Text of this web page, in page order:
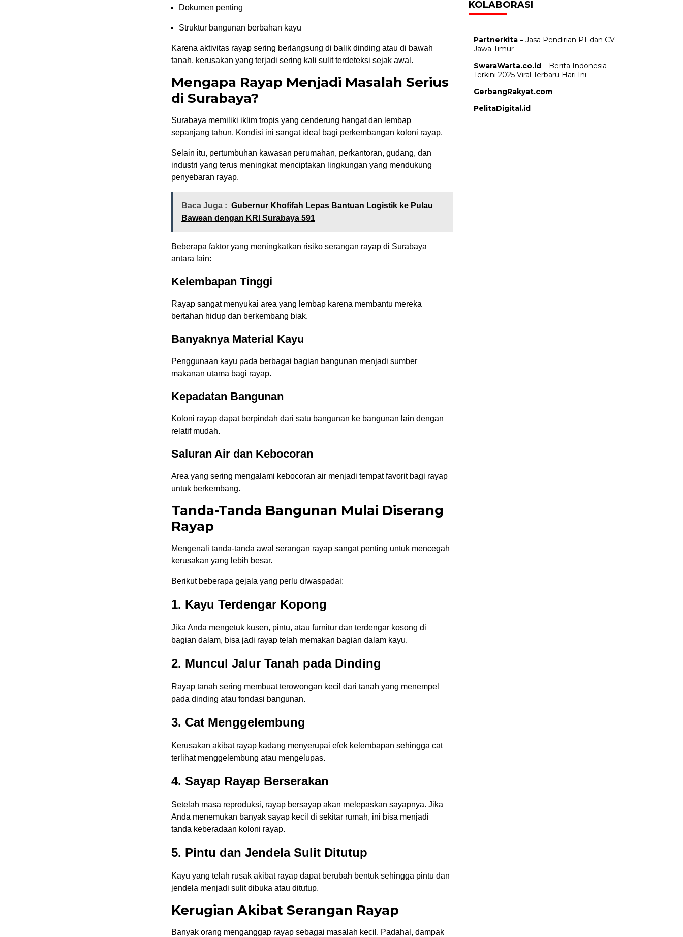
Dokumen penting
Struktur bangunan berbahan kayu
Karena aktivitas rayap sering berlangsung di balik dinding atau di bawah
tanah, kerusakan yang terjadi sering kali sulit terdeteksi sejak awal.
Mengapa Rayap Menjadi Masalah Serius
di Surabaya?
Surabaya memiliki iklim tropis yang cenderung hangat dan lembap
sepanjang tahun. Kondisi ini sangat ideal bagi perkembangan koloni rayap.
Selain itu, pertumbuhan kawasan perumahan, perkantoran, gudang, dan
industri yang terus meningkat menciptakan lingkungan yang mendukung
penyebaran rayap.
Baca Juga : Gubernur Khofifah Lepas Bantuan Logistik ke Pulau
Bawean dengan KRI Surabaya 591
Beberapa faktor yang meningkatkan risiko serangan rayap di Surabaya
antara lain:
Kelembapan Tinggi
Rayap sangat menyukai area yang lembap karena membantu mereka
bertahan hidup dan berkembang biak.
Banyaknya Material Kayu
Penggunaan kayu pada berbagai bagian bangunan menjadi sumber
makanan utama bagi rayap.
Kepadatan Bangunan
Koloni rayap dapat berpindah dari satu bangunan ke bangunan lain dengan
relatif mudah.
Saluran Air dan Kebocoran
Area yang sering mengalami kebocoran air menjadi tempat favorit bagi rayap
untuk berkembang.
Tanda-Tanda Bangunan Mulai Diserang
Rayap
Mengenali tanda-tanda awal serangan rayap sangat penting untuk mencegah
kerusakan yang lebih besar.
Berikut beberapa gejala yang perlu diwaspadai:
1. Kayu Terdengar Kopong
Jika Anda mengetuk kusen, pintu, atau furnitur dan terdengar kosong di
bagian dalam, bisa jadi rayap telah memakan bagian dalam kayu.
2. Muncul Jalur Tanah pada Dinding
Rayap tanah sering membuat terowongan kecil dari tanah yang menempel
pada dinding atau fondasi bangunan.
3. Cat Menggelembung
Kerusakan akibat rayap kadang menyerupai efek kelembapan sehingga cat
terlihat menggelembung atau mengelupas.
4. Sayap Rayap Berserakan
Setelah masa reproduksi, rayap bersayap akan melepaskan sayapnya. Jika
Anda menemukan banyak sayap kecil di sekitar rumah, ini bisa menjadi
tanda keberadaan koloni rayap.
5. Pintu dan Jendela Sulit Ditutup
Kayu yang telah rusak akibat rayap dapat berubah bentuk sehingga pintu dan
jendela menjadi sulit dibuka atau ditutup.
Kerugian Akibat Serangan Rayap
Banyak orang menganggap rayap sebagai masalah kecil. Padahal, dampak
KOLABORASI
Partnerkita – Jasa Pendirian PT dan CV
Jawa Timur
SwaraWarta.co.id – Berita Indonesia
Terkini 2025 Viral Terbaru Hari Ini
GerbangRakyat.com
PelitaDigital.id